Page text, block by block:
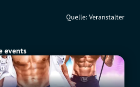
Quelle: Veranstalter
events